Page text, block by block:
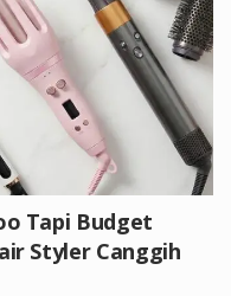
Tapi Budget
Styler Canggih